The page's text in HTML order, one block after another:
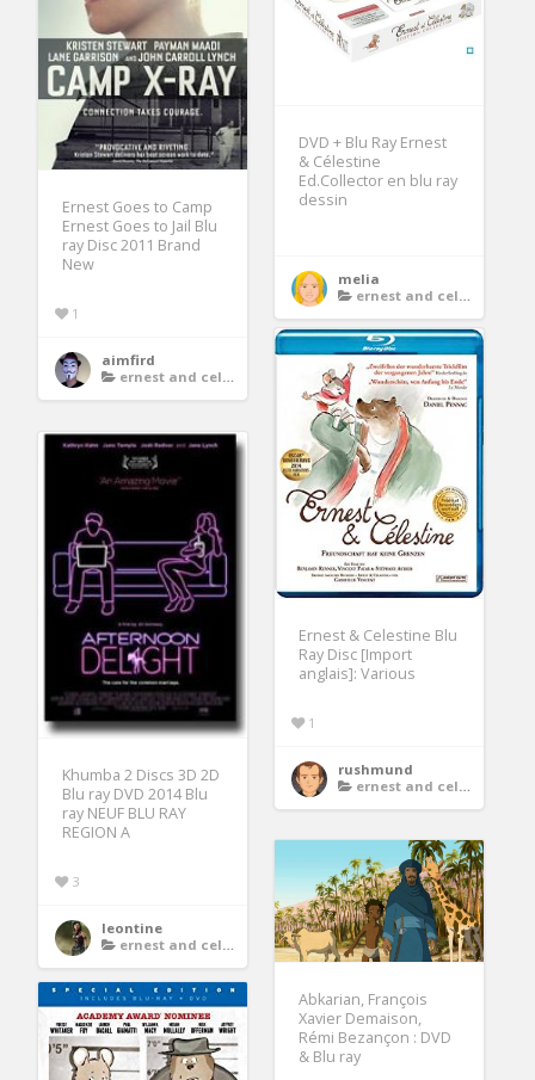
Ernest Goes to Camp
Ernest Goes to Jail Blu
ray Disc 2011 Brand
New
1
aimfird
ernest and celestine dvd
DVD + Blu Ray Ernest
& Célestine
Ed.Collector en blu ray
dessin
melia
ernest and celestine dvd
Ernest & Celestine Blu
Ray Disc [Import
anglais]: Various
1
rushmund
ernest and celestine dvd
Khumba 2 Discs 3D 2D
Blu ray DVD 2014 Blu
ray NEUF BLU RAY
REGION A
3
leontine
ernest and celestine dvd
Abkarian, François
Xavier Demaison,
Rémi Bezançon : DVD
& Blu ray